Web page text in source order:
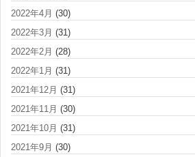
2022年4月 (30)
2022年3月 (31)
2022年2月 (28)
2022年1月 (31)
2021年12月 (31)
2021年11月 (30)
2021年10月 (31)
2021年9月 (30)